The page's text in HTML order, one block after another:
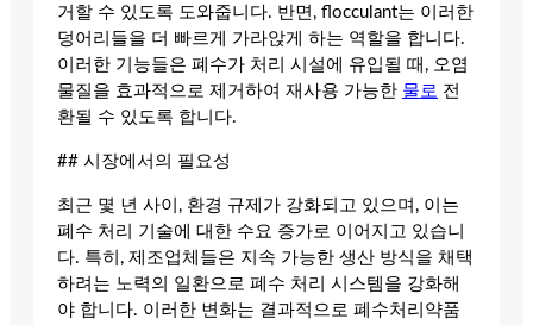
거할 수 있도록 도와줍니다. 반면, flocculant는 이러한
덩어리들을 더 빠르게 가라앉게 하는 역할을 합니다.
이러한 기능들은 폐수가 처리 시설에 유입될 때, 오염
물질을 효과적으로 제거하여 재사용 가능한 물로 전
환될 수 있도록 합니다.
## 시장에서의 필요성
최근 몇 년 사이, 환경 규제가 강화되고 있으며, 이는
폐수 처리 기술에 대한 수요 증가로 이어지고 있습니
다. 특히, 제조업체들은 지속 가능한 생산 방식을 채택
하려는 노력의 일환으로 폐수 처리 시스템을 강화해
야 합니다. 이러한 변화는 결과적으로 폐수처리약품